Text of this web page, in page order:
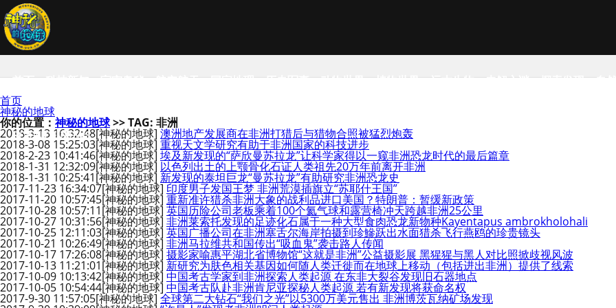
首页 科技新知 宇宙奥秘 航空航天 国家地理 历史军事 动物世界 植物世界 远古生物 未解之谜 探索发现 自
SCIENCE NEWS
首页
神秘的地球
你的位置：神秘的地球>> TAG: 非洲
2018-3-13 16:32:48[神秘的地球] 澳洲地产发展商在非洲打猎后与猎物合照被猛烈炮轰
2018-3-08 15:25:03[神秘的地球] 重视天文学研究有助于非洲国家的科技进步
2018-2-23 10:41:46[神秘的地球] 埃及新发现的“萨欣曼苏拉龙”让科学家得以一窥非洲恐龙时代的最后篇章
2018-1-31 12:32:09[神秘的地球] 以色列出土的上颚骨化石证人类祖先20万年前离开非洲
2018-1-31 10:25:41[神秘的地球] 新发现的泰坦巨龙“曼苏拉龙”有助研究非洲恐龙史
2017-11-23 16:34:07[神秘的地球] 印度男子发国王梦 非洲荒漠插旗立“苏耶什王国”
2017-11-20 10:57:45[神秘的地球] 重新准许猎杀非洲大象的战利品进口美国？特朗普：暂缓新政策
2017-10-28 10:57:11[神秘的地球] 英国历险公司老板乘着100个氦气球和露营椅冲天跨越非洲25公里
2017-10-27 10:31:56[神秘的地球] 非洲莱索托发现的足迹化石属于一种大型食肉恐龙新物种Kayentapus ambrokholohali
2017-10-25 12:11:03[神秘的地球] 英国广播公司在非洲塞舌尔海岸拍摄到珍鰺跃出水面猎杀飞行燕鸥的珍贵镜头
2017-10-21 10:26:49[神秘的地球] 非洲马拉维共和国传出“吸血鬼”袭击路人传闻
2017-10-17 17:26:08[神秘的地球] 摄影家喻惠平湖北省博物馆“这就是非洲”公益摄影展 黑猩猩与黑人对比照掀歧视风波
2017-10-13 11:21:01[神秘的地球] 新研究为肤色相关基因如何随人类迁徙而在地球上移动（包括进出非洲）提供了线索
2017-10-09 10:13:42[神秘的地球] 中国考古学家到非洲探索人类起源 在东非大裂谷发现旧石器地点
2017-10-05 10:54:44[神秘的地球] 中国考古队赴非洲肯尼亚探秘人类起源 若有新发现将获命名权
2017-9-30 11:57:05[神秘的地球] 全球第二大钻石“我们之光”以5300万美元售出 非洲博茨瓦纳矿场发现